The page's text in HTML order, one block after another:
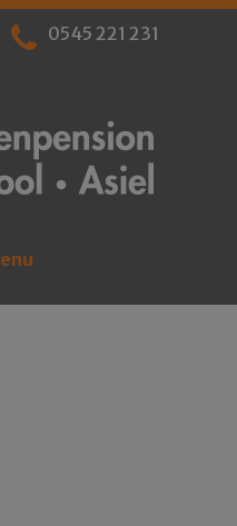
0545 221 231